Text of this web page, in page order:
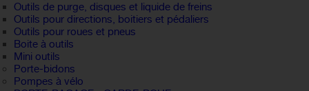
Outils de purge, disques et liquide de freins
Outils pour directions, boitiers et pédaliers
Outils pour roues et pneus
Boite à outils
Mini outils
Porte-bidons
Pompes à vélo